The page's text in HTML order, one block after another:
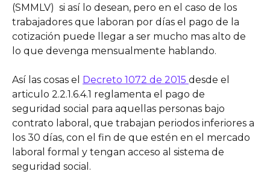
(SMMLV)  si así lo desean, pero en el caso de los
trabajadores que laboran por días el pago de la
cotización puede llegar a ser mucho mas alto de
lo que devenga mensualmente hablando.
Así las cosas el Decreto 1072 de 2015 desde el
articulo 2.2.1.6.4.1 reglamenta el pago de
seguridad social para aquellas personas bajo
contrato laboral, que trabajan periodos inferiores a
los 30 días, con el fin de que estén en el mercado
laboral formal y tengan acceso al sistema de
seguridad social.